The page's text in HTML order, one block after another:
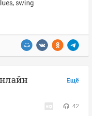
swing
Ещё
42